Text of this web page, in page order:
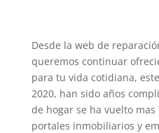
Desde la web de
queremos continuar
para tu vida cotidiana,
2020, han sido años
de hogar se ha vuelto
portales inmobiliarios y